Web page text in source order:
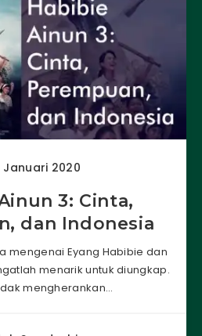
Januari 2020
3: Cinta,
dan Indonesia
mengenai Eyang Habibie dan
menarik untuk diungkap.
mengherankan…